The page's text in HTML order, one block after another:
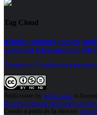
Tag Cloud
telfonia computo gadgets
seguridad infraestructura
Términos y Condiciones para
Addictware by Addictware is
Reconocimiento-NoComercial-
Creado a partir de la obra en